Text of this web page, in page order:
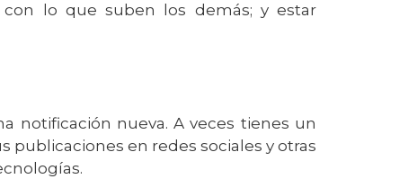
con lo que suben los demás; y estar
notificación nueva. A veces tienes un
publicaciones en redes sociales y otras